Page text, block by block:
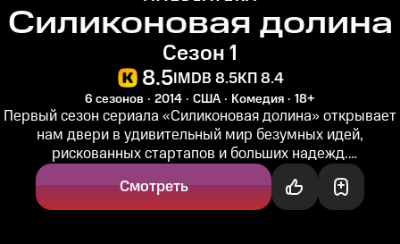
Силиконовая долина
Сезон 1
8.5IMDB 8.5КП 8.4
6 сезонов 2014 США Комедия 18+
Первый сезон сериала «Силиконовая долина» открывает
нам двери в удивительный мир безумных идей,
рискованных стартапов и больших надежд.
Предприниматель Эрлих Бахма, заработав...
Смотреть